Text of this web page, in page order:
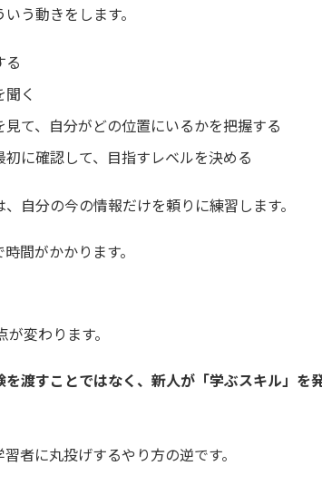
う動きをします。
る
聞く
て、自分がどの位置にいるかを把握する
に確認して、目指すレベルを決める
自分の今の情報だけを頼りに練習します。
間がかかります。
変わります。
を渡すことではなく、新人が「学ぶスキル」
者に丸投げするやり方の逆です。